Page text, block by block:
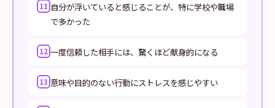
11 自分が浮いていると感じることが、特に学校や職場
で多かった
12 一度信頼した相手には、驚くほど献身的になる
13 意味や目的のない行動にストレスを感じやすい